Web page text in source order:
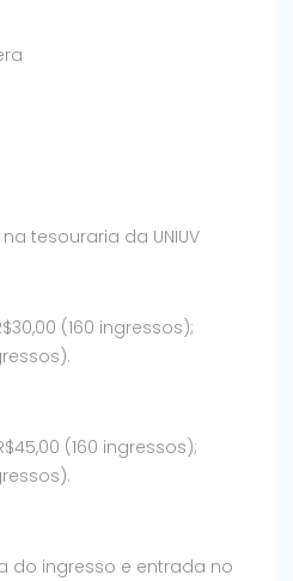
tesouraria da UNIUV
(160 ingressos);
(160 ingressos);
do ingresso e entrada no